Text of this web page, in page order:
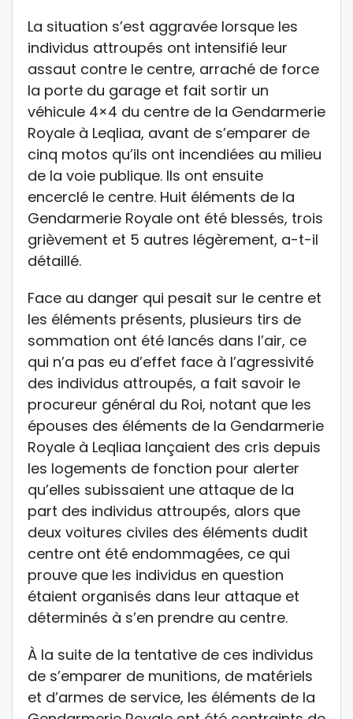
La situation s’est aggravée lorsque les
individus attroupés ont intensifié leur
assaut contre le centre, arraché de force
la porte du garage et fait sortir un
véhicule 4×4 du centre de la Gendarmerie
Royale à Leqliaa, avant de s’emparer de
cinq motos qu’ils ont incendiées au milieu
de la voie publique. Ils ont ensuite
encerclé le centre. Huit éléments de la
Gendarmerie Royale ont été blessés, trois
grièvement et 5 autres légèrement, a-t-il
détaillé.
Face au danger qui pesait sur le centre et
les éléments présents, plusieurs tirs de
sommation ont été lancés dans l’air, ce
qui n’a pas eu d’effet face à l’agressivité
des individus attroupés, a fait savoir le
procureur général du Roi, notant que les
épouses des éléments de la Gendarmerie
Royale à Leqliaa lançaient des cris depuis
les logements de fonction pour alerter
qu’elles subissaient une attaque de la
part des individus attroupés, alors que
deux voitures civiles des éléments dudit
centre ont été endommagées, ce qui
prouve que les individus en question
étaient organisés dans leur attaque et
déterminés à s’en prendre au centre.
À la suite de la tentative de ces individus
de s’emparer de munitions, de matériels
et d’armes de service, les éléments de la